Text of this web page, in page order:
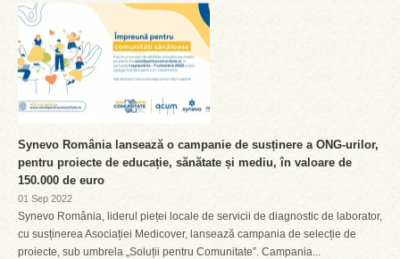
Synevo România lansează o campanie de susținere a ONG-urilor,
pentru proiecte de educație, sănătate și mediu, în valoare de
150.000 de euro
01 Sep 2022
Synevo România, liderul pieței locale de servicii de diagnostic de laborator,
cu susținerea Asociației Medicover, lansează campania de selecție de
proiecte, sub umbrela „Soluții pentru Comunitate”. Campania...